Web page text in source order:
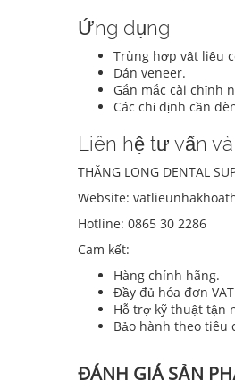
Ứng dụng
Trùng hợp vật liệu
Dán veneer.
Gắn mắc cài chỉnh
Các chỉ định cần
Liên hệ tư vấn
THĂNG LONG DENTAL
Website:
Hotline: 0865 30 2286
Cam kết:
Hàng chính hãng.
Đầy đủ hóa đơn
Hỗ trợ kỹ thuật tận
Bảo hành theo tiêu
ĐÁNH GIÁ SẢN